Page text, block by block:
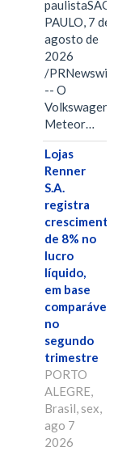
paulistaSÃO
PAULO, 7 de
agosto de
2026
/PRNewswire/
-- O
Volkswagen
Meteor…
Lojas
Renner
S.A.
registra
crescimento
de 8% no
lucro
líquido,
em base
comparável,
no
segundo
trimestre
PORTO
ALEGRE,
Brasil, sex,
ago 7
2026